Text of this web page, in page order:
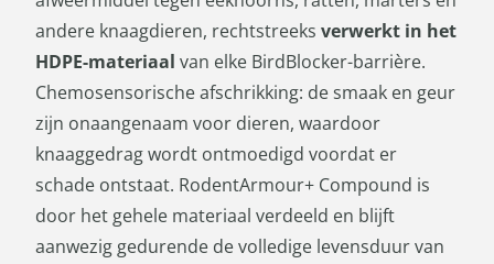
andere knaagdieren, rechtstreeks verwerkt in het
HDPE-materiaal van elke BirdBlocker-barrière.
Chemosensorische afschrikking: de smaak en geur
zijn onaangenaam voor dieren, waardoor
knaaggedrag wordt ontmoedigd voordat er
schade ontstaat. RodentArmour+ Compound is
door het gehele materiaal verdeeld en blijft
aanwezig gedurende de volledige levensduur van